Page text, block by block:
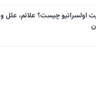
اولسراتیو چیست؟ علائم، علل و